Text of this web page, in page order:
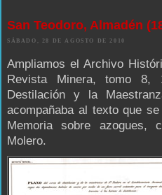
San Teodoro, Almadén
SÁBADO, 28 DE AGOSTO DE 2010
Ampliamos el Archivo
Revista Minera, tomo 8,
Destilación y la
acompañaba al texto que
Memoria sobre azogues,
Molero.